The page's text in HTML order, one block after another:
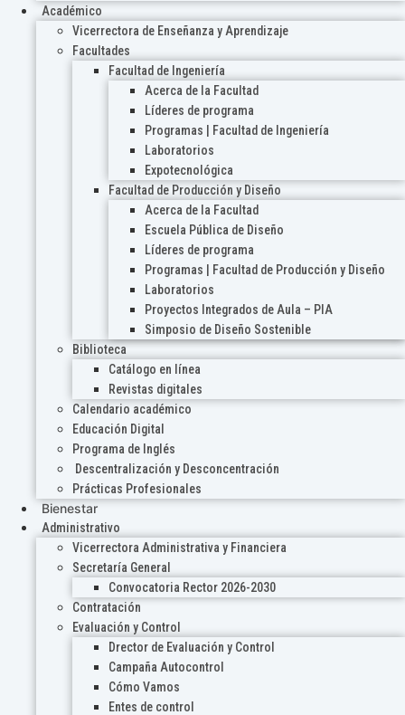
Académico
Vicerrectora de Enseñanza y Aprendizaje
Facultades
Facultad de Ingeniería
Acerca de la Facultad
Líderes de programa
Programas | Facultad de Ingeniería
Laboratorios
Expotecnológica
Facultad de Producción y Diseño
Acerca de la Facultad
Escuela Pública de Diseño
Líderes de programa
Programas | Facultad de Producción y Diseño
Laboratorios
Proyectos Integrados de Aula – PIA
Simposio de Diseño Sostenible
Biblioteca
Catálogo en línea
Revistas digitales
Calendario académico
Educación Digital
Programa de Inglés
Descentralización y Desconcentración
Prácticas Profesionales
Bienestar
Administrativo
Vicerrectora Administrativa y Financiera
Secretaría General
Convocatoria Rector 2026-2030
Contratación
Evaluación y Control
Drector de Evaluación y Control
Campaña Autocontrol
Cómo Vamos
Entes de control